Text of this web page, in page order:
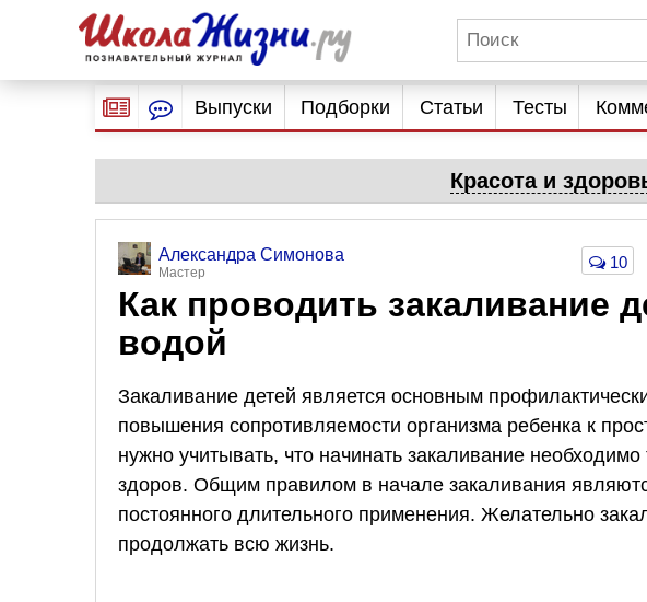
Выпуски Подборки Статьи Тесты
Красота и
Александра Симонова
Мастер
10
Как проводить закаливание
водой
Закаливание детей является основным
повышения сопротивляемости организма ребенка к
нужно учитывать, что начинать закаливание
здоров. Общим правилом в начале закаливания
постоянного длительного применения. Желательно
продолжать всю жизнь.